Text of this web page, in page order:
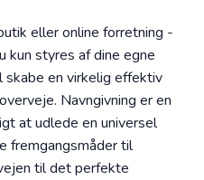
eller online forretning -
kun styres af dine egne
skabe en virkelig effektiv
Navngivning er en
at udlede en universel
fremgangsmåder til
til det perfekte